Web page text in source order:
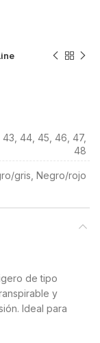
44, 45, 46, 47,
48
gris, Negro/rojo
de tipo
y
Ideal para